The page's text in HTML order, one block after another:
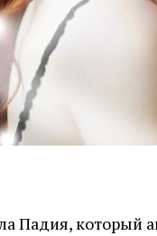
Падия, который